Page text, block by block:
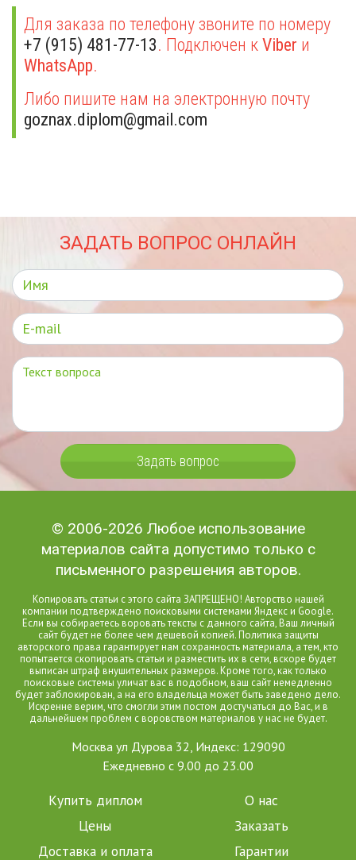
Для заказа по телефону звоните по номеру
+7 (915) 481-77-13. Подключен к Viber и
WhatsApp.
Либо пишите нам на электронную почту
goznax.diplom@gmail.com
ЗАДАТЬ ВОПРОС ОНЛАЙН
Задать вопрос
© 2006-2026 Любое использование
материалов сайта допустимо только с
письменного разрешения авторов.
Копировать статьи с этого сайта ЗАПРЕЩЕНО! Авторство нашей
компании подтверждено поисковыми системами Яндекс и Google.
Если вы собираетесь воровать тексты с данного сайта, Ваш личный
сайт будет не более чем дешевой копией. Политика защиты
авторского права гарантирует нам сохранность материала, а тем, кто
попытается скопировать статьи и разместить их в сети, вскоре будет
выписан штраф внушительных размеров. Кроме того, как только
поисковые системы уличат вас в подобном, ваш сайт немедленно
будет заблокирован, а на его владельца может быть заведено дело.
Искренне верим, что смогли этим постом достучаться до Вас, и в
дальнейшем проблем с воровством материалов у нас не будет.
Москва ул Дурова 32, Индекс: 129090
Ежедневно с 9.00 до 23.00
Купить диплом
О нас
Цены
Заказать
Доставка и оплата
Гарантии